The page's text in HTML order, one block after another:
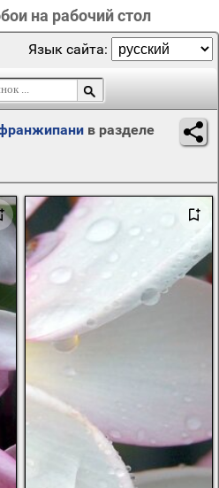
на рабочий стол
Язык сайта:
в разделе